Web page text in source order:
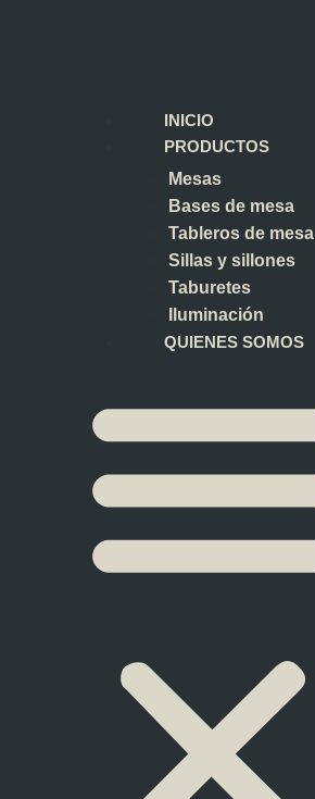
INICIO
PRODUCTOS
Mesas
Bases de mesa
Tableros de mesa
Sillas y sillones
Taburetes
Iluminación
QUIENES SOMOS